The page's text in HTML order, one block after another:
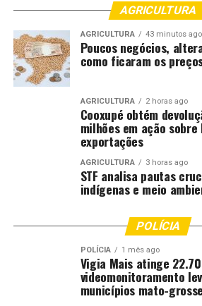
AGRICULTURA
AGRICULTURA 43 minutos ago
Poucos negócios,
como ficaram os
AGRICULTURA 2 horas ago
Cooxupé obtém
milhões em ação
exportações
AGRICULTURA 3 horas ago
STF analisa pautas
indígenas e meio
POLÍCIA
POLÍCIA 1 mês ago
Vigia Mais atinge
videomonitoramento
municípios mato-